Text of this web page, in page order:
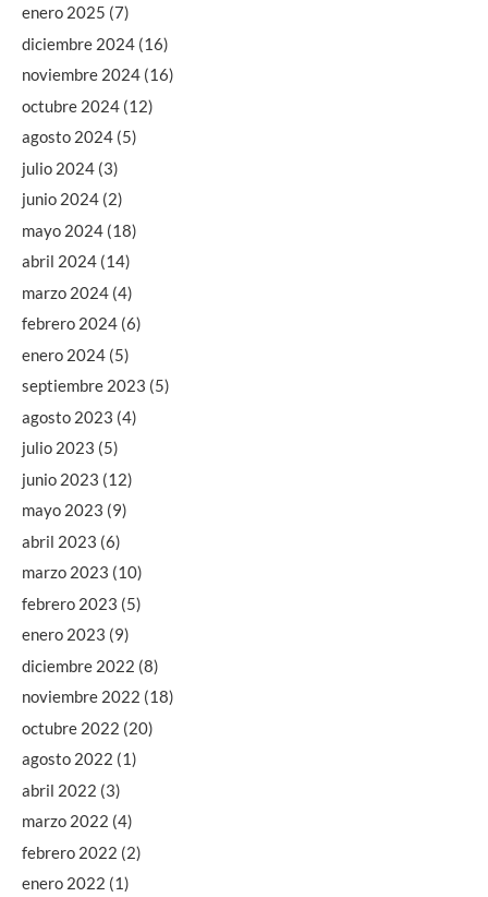
enero 2025 (7)
diciembre 2024 (16)
noviembre 2024 (16)
octubre 2024 (12)
agosto 2024 (5)
julio 2024 (3)
junio 2024 (2)
mayo 2024 (18)
abril 2024 (14)
marzo 2024 (4)
febrero 2024 (6)
enero 2024 (5)
septiembre 2023 (5)
agosto 2023 (4)
julio 2023 (5)
junio 2023 (12)
mayo 2023 (9)
abril 2023 (6)
marzo 2023 (10)
febrero 2023 (5)
enero 2023 (9)
diciembre 2022 (8)
noviembre 2022 (18)
octubre 2022 (20)
agosto 2022 (1)
abril 2022 (3)
marzo 2022 (4)
febrero 2022 (2)
enero 2022 (1)